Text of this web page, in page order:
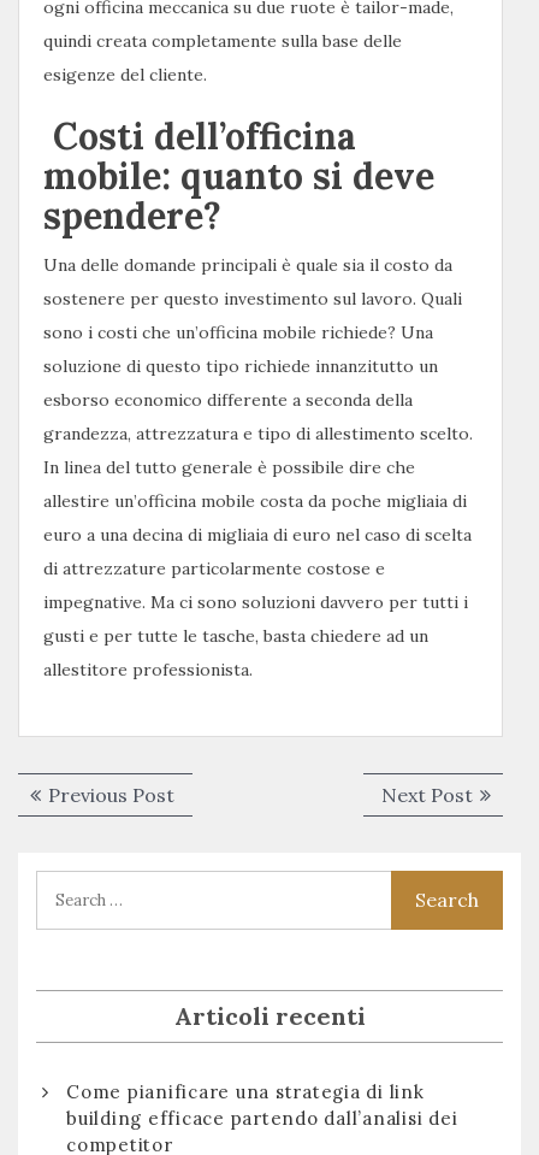
ogni officina meccanica su due ruote è tailor-made,
quindi creata completamente sulla base delle
esigenze del cliente.
Costi dell’officina
mobile: quanto si deve
spendere?
Una delle domande principali è quale sia il costo da
sostenere per questo investimento sul lavoro. Quali
sono i costi che un’officina mobile richiede? Una
soluzione di questo tipo richiede innanzitutto un
esborso economico differente a seconda della
grandezza, attrezzatura e tipo di allestimento scelto.
In linea del tutto generale è possibile dire che
allestire un’officina mobile costa da poche migliaia di
euro a una decina di migliaia di euro nel caso di scelta
di attrezzature particolarmente costose e
impegnative. Ma ci sono soluzioni davvero per tutti i
gusti e per tutte le tasche, basta chiedere ad un
allestitore professionista.
Navigazione
articoli
Previous PostPrevious
post:
Next PostNext
post:
Articoli recenti
Come pianificare una strategia di link
building efficace partendo dall’analisi dei
competitor